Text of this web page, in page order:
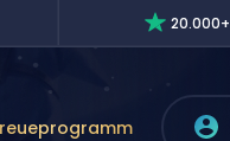
20.000+